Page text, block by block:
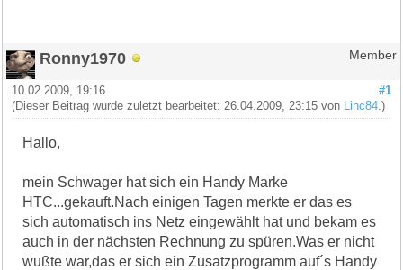
Ronny1970 Member
#1
10.02.2009, 19:16
(Dieser Beitrag wurde zuletzt bearbeitet: 26.04.2009, 23:15 von
Linc84 .)
Hallo,
mein Schwager hat sich ein Handy Marke
HTC...gekauft.Nach einigen Tagen merkte er das es
sich automatisch ins Netz eingewählt hat und bekam es
auch in der nächsten Rechnung zu spüren.Was er nicht
wußte war,das er sich ein Zusatzprogramm auf´s Handy